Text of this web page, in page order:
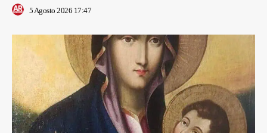
5 Agosto 2026 17:47